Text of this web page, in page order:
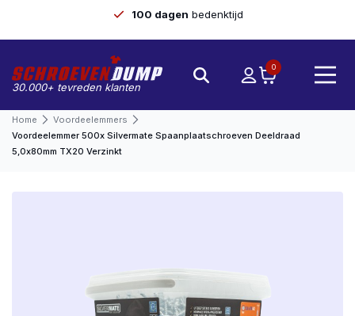
100 dagen bedenktijd
30.000+ tevreden klanten
0
Home
Voordeelemmers
Voordeelemmer 500x Silvermate Spaanplaatschroeven Deeldraad
5,0x80mm TX20 Verzinkt